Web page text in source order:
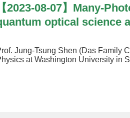
【2023-08-07】Many-
optical science
Jung-Tsung Shen (Das Family
at Washington University in